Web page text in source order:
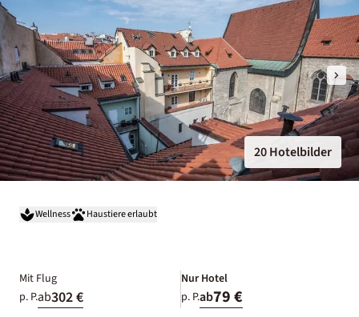
20 Hotelbilder
Wellness Haustiere erlaubt
Mit Flug
p. P.ab302 €
Nur Hotel
p. P.ab79 €